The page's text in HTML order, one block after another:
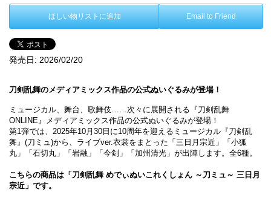
ほしい物リストに追加 Email to Friend
発売日: 2026/02/20
刀剣乱舞のメディアミックス作品の公式ぬいぐるみが登場！
ミュージカル、舞台、歌舞伎……次々に展開される『刀剣乱舞
ONLINE』メディアミックス作品の公式ぬいぐるみが登場！
第1弾では、2025年10月30日に10周年を迎えるミュージカル『刀剣乱
舞』(刀ミュ)から、ライブver.衣裳をまとった「三日月宗近」「小狐
丸」「石切丸」「岩融」「今剣」「加州清光」が出陣します。全6種。
こちらの商品は「刀剣乱舞 めでぃぬいこれくしょん ～刀ミュ～ 三日月
宗近」です。